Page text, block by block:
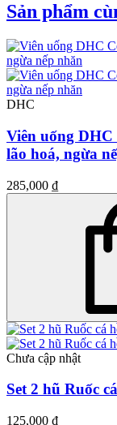
Sản phẩm
DHC
Viên uống DHC
lão hoá, ngừa
285,000 ₫
Chưa cập nhật
Set 2 hũ Ruốc
125,000 ₫